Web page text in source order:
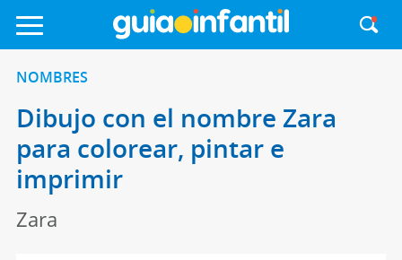
NOMBRES
Dibujo con el nombre Zara
para colorear, pintar e
imprimir
Zara